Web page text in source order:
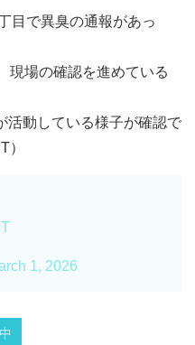
目で異臭の通報があっ
現場の確認を進めている
活動している様子が確認で
）
1, 2026